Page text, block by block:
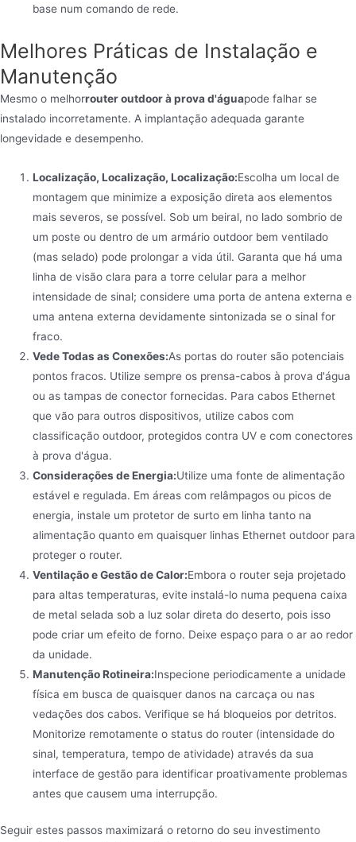
base num comando de rede.
Melhores Práticas de Instalação e
Manutenção
Mesmo o melhorrouter outdoor à prova d'águapode falhar se
instalado incorretamente. A implantação adequada garante
longevidade e desempenho.
Localização, Localização, Localização:Escolha um local de
montagem que minimize a exposição direta aos elementos
mais severos, se possível. Sob um beiral, no lado sombrio de
um poste ou dentro de um armário outdoor bem ventilado
(mas selado) pode prolongar a vida útil. Garanta que há uma
linha de visão clara para a torre celular para a melhor
intensidade de sinal; considere uma porta de antena externa e
uma antena externa devidamente sintonizada se o sinal for
fraco.
Vede Todas as Conexões:As portas do router são potenciais
pontos fracos. Utilize sempre os prensa-cabos à prova d'água
ou as tampas de conector fornecidas. Para cabos Ethernet
que vão para outros dispositivos, utilize cabos com
classificação outdoor, protegidos contra UV e com conectores
à prova d'água.
Considerações de Energia:Utilize uma fonte de alimentação
estável e regulada. Em áreas com relâmpagos ou picos de
energia, instale um protetor de surto em linha tanto na
alimentação quanto em quaisquer linhas Ethernet outdoor para
proteger o router.
Ventilação e Gestão de Calor:Embora o router seja projetado
para altas temperaturas, evite instalá-lo numa pequena caixa
de metal selada sob a luz solar direta do deserto, pois isso
pode criar um efeito de forno. Deixe espaço para o ar ao redor
da unidade.
Manutenção Rotineira:Inspecione periodicamente a unidade
física em busca de quaisquer danos na carcaça ou nas
vedações dos cabos. Verifique se há bloqueios por detritos.
Monitorize remotamente o status do router (intensidade do
sinal, temperatura, tempo de atividade) através da sua
interface de gestão para identificar proativamente problemas
antes que causem uma interrupção.
Seguir estes passos maximizará o retorno do seu investimento